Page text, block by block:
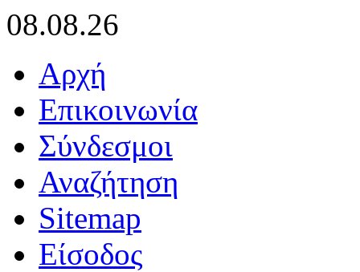
08.08.26
Αρχή
Επικοινωνία
Σύνδεσμοι
Αναζήτηση
Sitemap
Είσοδος